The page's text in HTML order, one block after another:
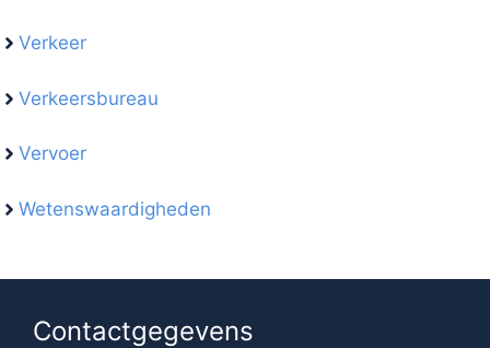
Verkeer
Verkeersbureau
Vervoer
Wetenswaardigheden
Contactgegevens